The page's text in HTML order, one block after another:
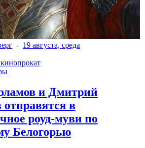
- 19 августа, среда
и Дмитрий
в
роуд-муви по
Белогорью